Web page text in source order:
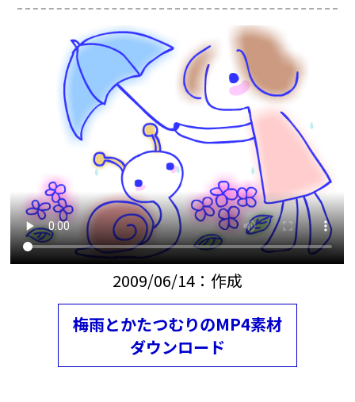
2009/06/14：作成
梅雨とかたつむりのMP4素材
ダウンロード